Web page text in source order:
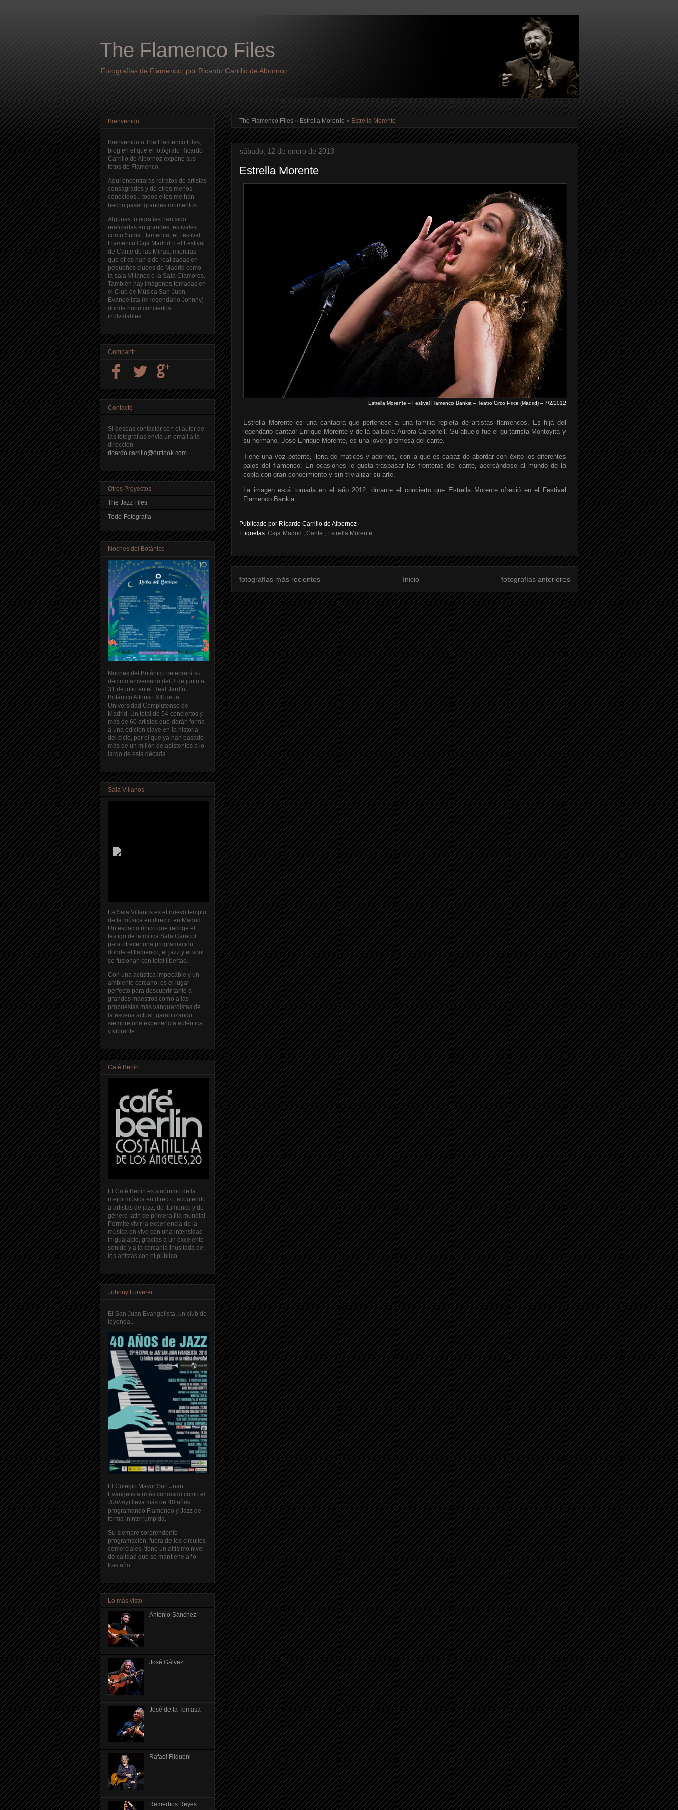
The Flamenco Files
Fotografías de Flamenco, por Ricardo Carrillo de Albornoz
The Flamenco Files » Estrella Morente » Estrella Morente
sábado, 12 de enero de 2013
Estrella Morente
Estrella Morente – Festival Flamenco Bankia – Teatro Circo Price (Madrid) – 7/2/2012
Estrella Morente es una cantaora que pertenece a una familia repleta de artistas flamencos. Es hija del
legendario cantaor Enrique Morente y de la bailaora Aurora Carbonell. Su abuelo fue el guitarrista Montoyita y
su hermano, José Enrique Morente, es una joven promesa del cante.
Tiene una voz potente, llena de matices y adornos, con la que es capaz de abordar con éxito los diferentes
palos del flamenco. En ocasiones le gusta traspasar las fronteras del cante, acercándose al mundo de la
copla con gran conocimiento y sin trivializar su arte.
La imagen está tomada en el año 2012, durante el concierto que Estrella Morente ofreció en el Festival
Flamenco Bankia.
Publicado por Ricardo Carrillo de Albornoz
Etiquetas: Caja Madrid , Cante , Estrella Morente
fotografías más recientes fotografías anteriores
Inicio
Bienvenido
Bienvenido a The Flamenco Files,
blog en el que el fotógrafo Ricardo
Carrillo de Albornoz expone sus
fotos de Flamenco.
Aquí encontrarás retratos de artistas
consagrados y de otros menos
conocidos... todos ellos me han
hecho pasar grandes momentos.
Algunas fotografías han sido
realizadas en grandes festivales
como Suma Flamenca, el Festival
Flamenco Caja Madrid o el Festival
de Cante de las Minas, mientras
que otras han sido realizadas en
pequeños clubes de Madrid como
la sala Villanos o la Sala Clamores.
También hay imágenes tomadas en
el Club de Música San Juan
Evangelista (el legendario Johnny)
donde hubo conciertos
inolvidables.
Compartir
Contacto
Si deseas contactar con el autor de
las fotografías envia un email a la
dirección
ricardo.carrillo@outlook.com
Otros Proyectos
The Jazz Files
Todo-Fotografía
Noches del Botánico
Noches del Botánico celebrará su
décimo aniversario del 3 de junio al
31 de julio en el Real Jardín
Botánico Alfonso XIII de la
Universidad Complutense de
Madrid. Un total de 54 conciertos y
más de 60 artistas que darán forma
a una edición clave en la historia
del ciclo, por el que ya han pasado
más de un millón de asistentes a lo
largo de esta década.
Sala Villanos
La Sala Villanos es el nuevo templo
de la música en directo en Madrid.
Un espacio único que recoge el
testigo de la mítica Sala Caracol
para ofrecer una programación
donde el flamenco, el jazz y el soul
se fusionan con total libertad.
Con una acústica impecable y un
ambiente cercano, es el lugar
perfecto para descubrir tanto a
grandes maestros como a las
propuestas más vanguardistas de
la escena actual, garantizando
siempre una experiencia auténtica
y vibrante.
Café Berlín
El Café Berlín es sinónimo de la
mejor música en directo, acogiendo
a artistas de jazz, de flamenco y de
género latin de primera fila mundial.
Permite vivir la experiencia de la
música en vivo con una intensidad
inigualable, gracias a un excelente
sonido y a la cercanía inusitada de
los artistas con el público
Johnny Forverer
El San Juan Evangelista, un club de
leyenda...
El Colegio Mayor San Juan
Evangelista (más conocido como el
Johhny) lleva más de 40 años
programando Flamenco y Jazz de
forma ininterrumpida.
Su siempre sorprendente
programación, fuera de los circuitos
comerciales, tiene un altísimo nivel
de calidad que se mantiene año
tras año.
Lo más visto
Antonio Sánchez
José Gálvez
José de la Tomasa
Rafael Riqueni
Remedios Reyes